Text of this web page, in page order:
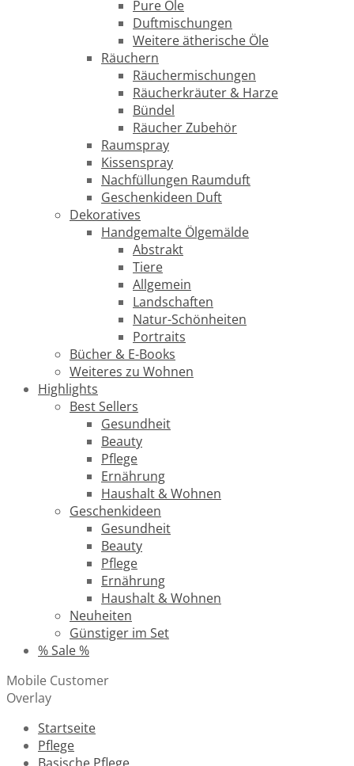
Pure Öle
Duftmischungen
Weitere ätherische Öle
Räuchern
Räuchermischungen
Räucherkräuter & Harze
Bündel
Räucher Zubehör
Raumspray
Kissenspray
Nachfüllungen Raumduft
Geschenkideen Duft
Dekoratives
Handgemalte Ölgemälde
Abstrakt
Tiere
Allgemein
Landschaften
Natur-Schönheiten
Portraits
Bücher & E-Books
Weiteres zu Wohnen
Highlights
Best Sellers
Gesundheit
Beauty
Pflege
Ernährung
Haushalt & Wohnen
Geschenkideen
Gesundheit
Beauty
Pflege
Ernährung
Haushalt & Wohnen
Neuheiten
Günstiger im Set
% Sale %
Mobile Customer
Overlay
Startseite
Pflege